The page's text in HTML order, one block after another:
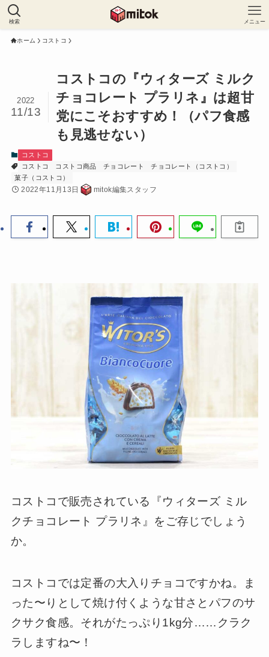
検索 メニュー
ホーム コストコ
コストコの『ウィターズ ミルク
チョコレート プラリネ』は超甘
党にこそおすすめ！（パフ食感
も見逃せない）
2022
11/13
コストコ
コストコ
コストコ商品 チョコレート
チョコレート（コストコ）
菓子（コストコ）
2022年11月13日 mitok編集スタッフ
コストコで販売されている『ウィターズ ミル
クチョコレート プラリネ』をご存じでしょう
か。
コストコでは定番の大入りチョコですかね。ま
った〜りとして焼け付くような甘さとパフのサ
クサク食感。それがたっぷり1kg分……クラク
ラしますね〜！